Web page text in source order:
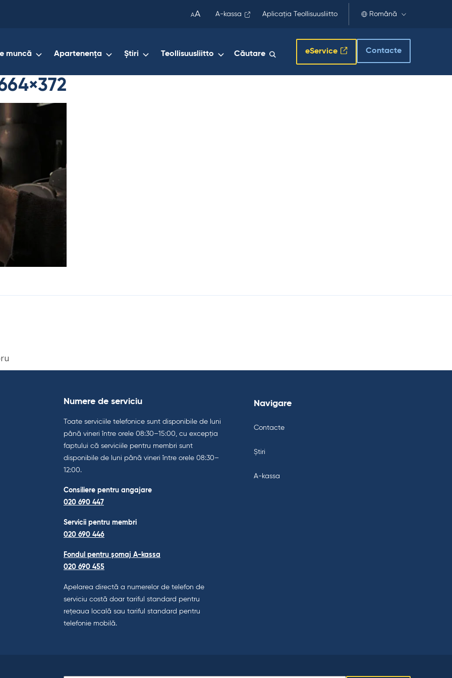
AA A-kassa Aplicația Teollisuusliitto Română
muncă Apartenența Știri Teollisuusliitto Căutare eService Contacte
your
clipboard.)
Numere de serviciu
Toate serviciile telefonice sunt disponibile de luni
până vineri între orele 08:30–15:00, cu excepția
faptului că serviciile pentru membri sunt
disponibile de luni până vineri între orele 08:30–
12:00.
Consiliere pentru angajare
020 690 447
Servicii pentru membri
020 690 446
Fondul pentru șomaj A-kassa
020 690 455
Apelarea directă a numerelor de telefon de
serviciu costă doar tariful standard pentru
rețeaua locală sau tariful standard pentru
telefonie mobilă.
Navigare
Contacte
Știri
A-kassa